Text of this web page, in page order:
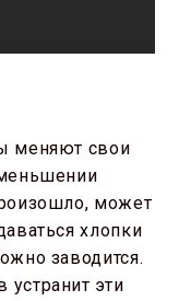
меняют свои
может
хлопки
заводится.
устранит эти